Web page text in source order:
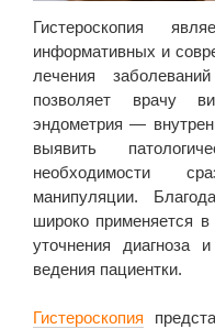
Гистероскопия
информативных и
лечения
позволяет врачу
эндометрия —
выявить
необходимости
манипуляции.
широко применяется в
уточнения диагноза
ведения пациентки.
Гистероскопия